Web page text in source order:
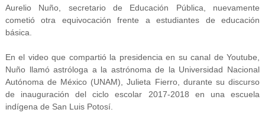
Aurelio Nuño, secretario de Educación Pública, nuevamente
cometió otra equivocación frente a estudiantes de educación
básica.
En el video que compartió la presidencia en su canal de Youtube,
Nuño llamó astróloga a la astrónoma de la Universidad Nacional
Autónoma de México (UNAM), Julieta Fierro, durante su discurso
de inauguración del ciclo escolar 2017-2018 en una escuela
indígena de San Luis Potosí.